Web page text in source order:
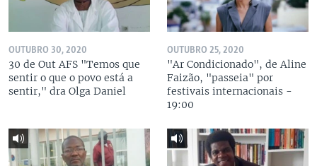
OUTUBRO 30, 2020
30 de Out AFS "Temos que
sentir o que o povo está a
sentir," dra Olga Daniel
OUTUBRO 25, 2020
"Ar Condicionado", de Aline
Faizão, "passeia" por
festivais internacionais -
19:00